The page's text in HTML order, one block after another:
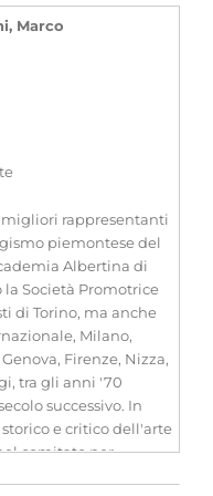
Marco
migliori rappresentanti
piemontese del
Albertina di
la Società Promotrice
di Torino, ma anche
Milano,
Firenze, Nizza,
tra gli anni '70
successivo. In
e critico dell'arte
comitato per